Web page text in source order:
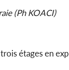
(Ph KOACI)
étages en